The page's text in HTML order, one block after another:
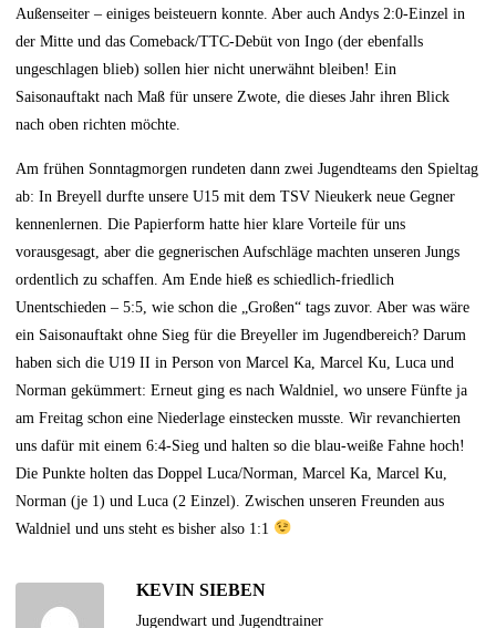
Außenseiter – einiges beisteuern konnte. Aber auch Andys 2:0-Einzel in
der Mitte und das Comeback/TTC-Debüt von Ingo (der ebenfalls
ungeschlagen blieb) sollen hier nicht unerwähnt bleiben! Ein
Saisonauftakt nach Maß für unsere Zwote, die dieses Jahr ihren Blick
nach oben richten möchte.
Am frühen Sonntagmorgen rundeten dann zwei Jugendteams den Spieltag
ab: In Breyell durfte unsere U15 mit dem TSV Nieukerk neue Gegner
kennenlernen. Die Papierform hatte hier klare Vorteile für uns
vorausgesagt, aber die gegnerischen Aufschläge machten unseren Jungs
ordentlich zu schaffen. Am Ende hieß es schiedlich-friedlich
Unentschieden – 5:5, wie schon die „Großen“ tags zuvor. Aber was wäre
ein Saisonauftakt ohne Sieg für die Breyeller im Jugendbereich? Darum
haben sich die U19 II in Person von Marcel Ka, Marcel Ku, Luca und
Norman gekümmert: Erneut ging es nach Waldniel, wo unsere Fünfte ja
am Freitag schon eine Niederlage einstecken musste. Wir revanchierten
uns dafür mit einem 6:4-Sieg und halten so die blau-weiße Fahne hoch!
Die Punkte holten das Doppel Luca/Norman, Marcel Ka, Marcel Ku,
Norman (je 1) und Luca (2 Einzel). Zwischen unseren Freunden aus
Waldniel und uns steht es bisher also 1:1
KEVIN SIEBEN
Jugendwart und Jugendtrainer